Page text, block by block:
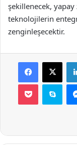
şekillenecek,
teknolojilerin
zenginleşecektir.
Facebook
X
Pocket